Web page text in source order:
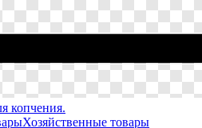
копчения.
Хозяйственные товары